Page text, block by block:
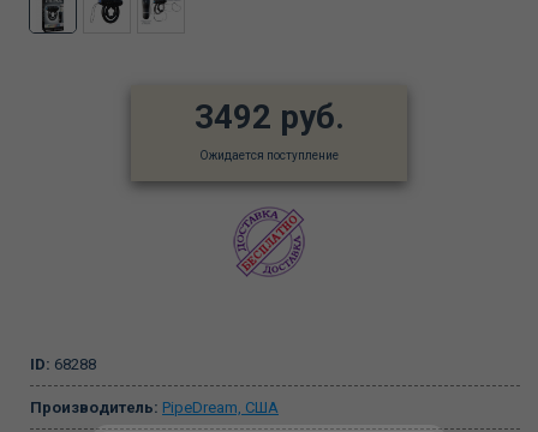
3492 руб.
Ожидается поступление
ID: 68288
Производитель: PipeDream, США